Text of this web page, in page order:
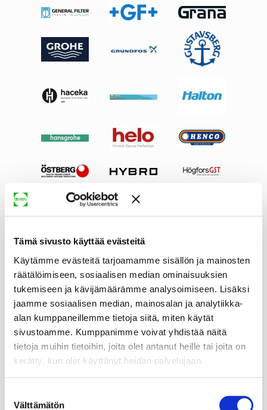
Tämä sivusto käyttää evästeitä
Käytämme evästeitä tarjoamamme sisällön ja mainosten
räätälöimiseen, sosiaalisen median ominaisuuksien
tukemiseen ja kävijämäärämme analysoimiseen. Lisäksi
jaamme sosiaalisen median, mainosalan ja analytiikka-
alan kumppaneillemme tietoja siitä, miten käytät
sivustoamme. Kumppanimme voivat yhdistää näitä
tietoja muihin tietoihin, joita olet antanut heille tai joita on
kerätty, kun olet käyttänyt heidän palvelujaan.
valinta
Välttämätön